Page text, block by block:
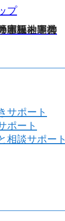
プ
サポート
ポート
相談サポート